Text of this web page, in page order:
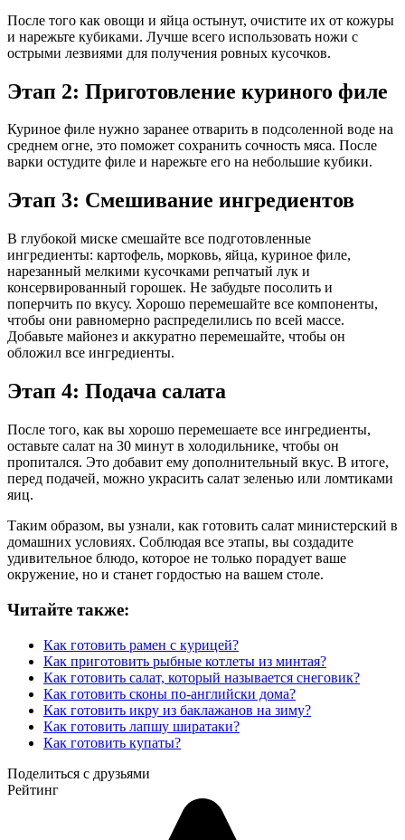
После того как овощи и яйца остынут, очистите их от кожуры
и нарежьте кубиками. Лучше всего использовать ножи с
острыми лезвиями для получения ровных кусочков.
Этап 2: Приготовление куриного филе
Куриное филе нужно заранее отварить в подсоленной воде на
среднем огне, это поможет сохранить сочность мяса. После
варки остудите филе и нарежьте его на небольшие кубики.
Этап 3: Смешивание ингредиентов
В глубокой миске смешайте все подготовленные
ингредиенты: картофель, морковь, яйца, куриное филе,
нарезанный мелкими кусочками репчатый лук и
консервированный горошек. Не забудьте посолить и
поперчить по вкусу. Хорошо перемешайте все компоненты,
чтобы они равномерно распределились по всей массе.
Добавьте майонез и аккуратно перемешайте, чтобы он
обложил все ингредиенты.
Этап 4: Подача салата
После того, как вы хорошо перемешаете все ингредиенты,
оставьте салат на 30 минут в холодильнике, чтобы он
пропитался. Это добавит ему дополнительный вкус. В итоге,
перед подачей, можно украсить салат зеленью или ломтиками
яиц.
Таким образом, вы узнали, как готовить салат министерский в
домашних условиях. Соблюдая все этапы, вы создадите
удивительное блюдо, которое не только порадует ваше
окружение, но и станет гордостью на вашем столе.
Читайте также:
Как готовить рамен с курицей?
Как приготовить рыбные котлеты из минтая?
Как готовить салат, который называется снеговик?
Как готовить сконы по-английски дома?
Как готовить икру из баклажанов на зиму?
Как готовить лапшу ширатаки?
Как готовить купаты?
Поделиться с друзьями
Рейтинг